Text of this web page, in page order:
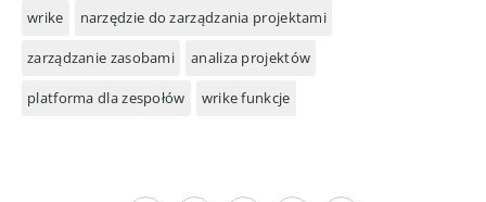
wrike narzędzie do zarządzania projektami
zarządzanie zasobami analiza projektów
platforma dla zespołów wrike funkcje